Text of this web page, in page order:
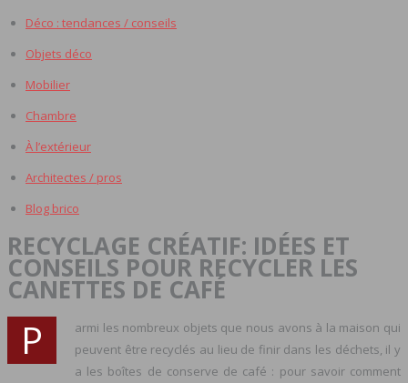
Déco : tendances / conseils
Objets déco
Mobilier
Chambre
À l’extérieur
Architectes / pros
Blog brico
RECYCLAGE CRÉATIF: IDÉES ET
CONSEILS POUR RECYCLER LES
CANETTES DE CAFÉ
P
armi les nombreux objets que nous avons à la maison qui
peuvent être recyclés au lieu de finir dans les déchets, il y
a les boîtes de conserve de café : pour savoir comment